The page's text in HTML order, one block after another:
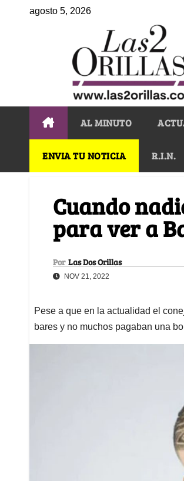
agosto 5, 2026
AL MINUTO
ENVIA TU NOTICIA R.I.N.
Cuando
para ver a
Por Las Dos Orillas
NOV 21, 2022
Pese a que en la actualidad el
bares y no muchos pagaban una